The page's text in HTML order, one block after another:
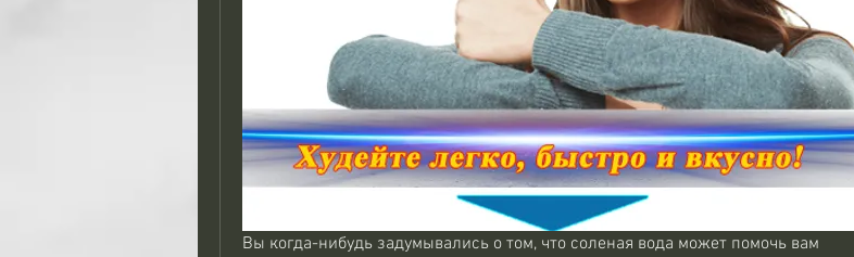
Вы когда-нибудь задумывались о том, что соленая вода может помочь вам